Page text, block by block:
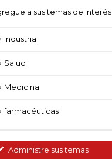
a sus temas de interés
Industria
Salud
Medicina
farmacéuticas
Administre sus temas